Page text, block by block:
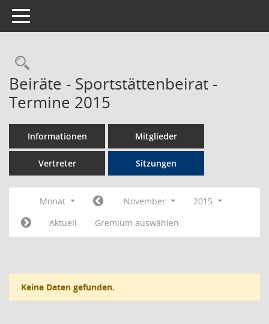
Toggle navigation
Rechercheauswahl
Beiräte - Sportstättenbeirat -
Termine 2015
Informationen Mitglieder
Vertreter Sitzungen
Monat November
2015
Aktuell
Gremium auswählen
Keine Daten gefunden.